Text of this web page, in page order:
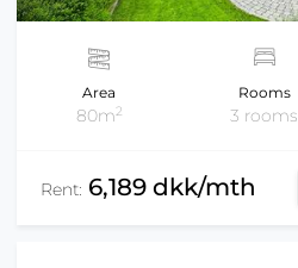
Area
80m2
Rooms
3 rooms
Rent: 6,189 dkk/mth